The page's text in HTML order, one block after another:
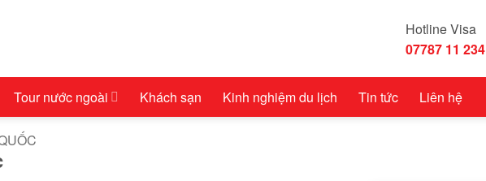
Hotline Visa
07787 11 234
Tour nước ngoài Khách sạn Kinh nghiệm du lịch Tin tức Liên hệ